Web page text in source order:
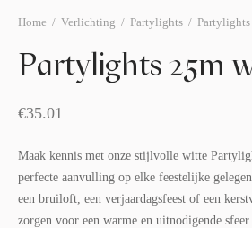
Home / Verlichting / Partylights /
Partylights 25m
€35.01
Maak kennis met onze stijlvolle witte
perfecte aanvulling op elke feestelijke
een bruiloft, een verjaardagsfeest of een
zorgen voor een warme en uitnodigende
& sweettable